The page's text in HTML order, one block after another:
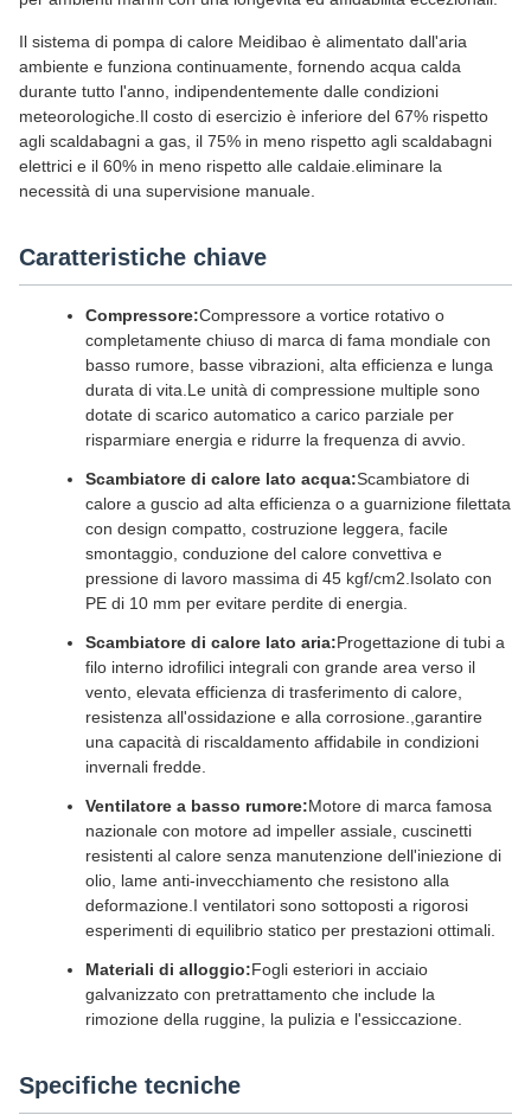
Il sistema di pompa di calore Meidibao è alimentato dall'aria
ambiente e funziona continuamente, fornendo acqua calda
durante tutto l'anno, indipendentemente dalle condizioni
meteorologiche.Il costo di esercizio è inferiore del 67% rispetto
agli scaldabagni a gas, il 75% in meno rispetto agli scaldabagni
elettrici e il 60% in meno rispetto alle caldaie.eliminare la
necessità di una supervisione manuale.
Caratteristiche chiave
Compressore:Compressore a vortice rotativo o
completamente chiuso di marca di fama mondiale con
basso rumore, basse vibrazioni, alta efficienza e lunga
durata di vita.Le unità di compressione multiple sono
dotate di scarico automatico a carico parziale per
risparmiare energia e ridurre la frequenza di avvio.
Scambiatore di calore lato acqua:Scambiatore di
calore a guscio ad alta efficienza o a guarnizione filettata
con design compatto, costruzione leggera, facile
smontaggio, conduzione del calore convettiva e
pressione di lavoro massima di 45 kgf/cm2.Isolato con
PE di 10 mm per evitare perdite di energia.
Scambiatore di calore lato aria:Progettazione di tubi a
filo interno idrofilici integrali con grande area verso il
vento, elevata efficienza di trasferimento di calore,
resistenza all'ossidazione e alla corrosione.,garantire
una capacità di riscaldamento affidabile in condizioni
invernali fredde.
Ventilatore a basso rumore:Motore di marca famosa
nazionale con motore ad impeller assiale, cuscinetti
resistenti al calore senza manutenzione dell'iniezione di
olio, lame anti-invecchiamento che resistono alla
deformazione.I ventilatori sono sottoposti a rigorosi
esperimenti di equilibrio statico per prestazioni ottimali.
Materiali di alloggio:Fogli esteriori in acciaio
galvanizzato con pretrattamento che include la
rimozione della ruggine, la pulizia e l'essiccazione.
Specifiche tecniche